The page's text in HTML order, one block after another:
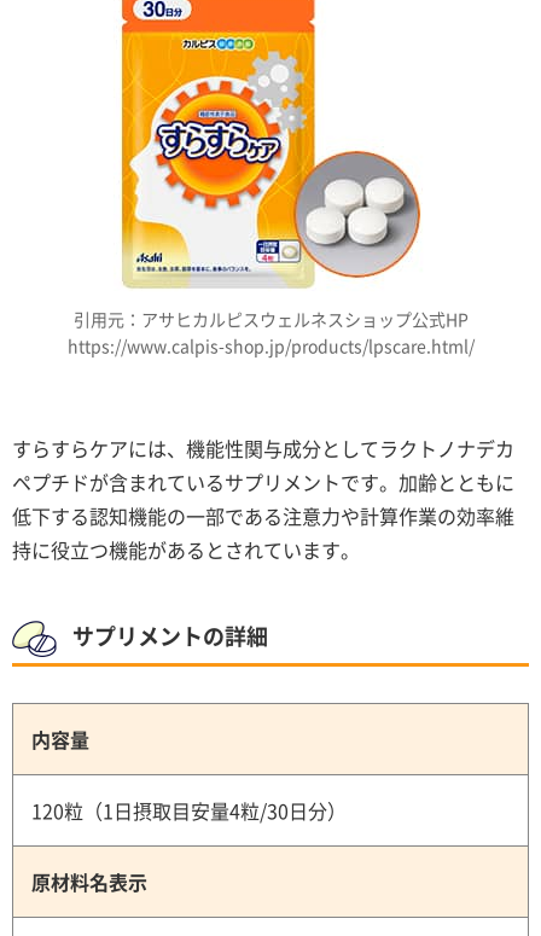
引用元：アサヒカルピスウェルネスショップ公式HP
https://www.calpis-shop.jp/products/lpscare.html/
すらすらケアには、機能性関与成分としてラクトノナデカ
ペプチドが含まれているサプリメントです。加齢とともに
低下する認知機能の一部である注意力や計算作業の効率維
持に役立つ機能があるとされています。
サプリメントの詳細
内容量
120粒（1日摂取目安量4粒/30日分）
原材料名表示